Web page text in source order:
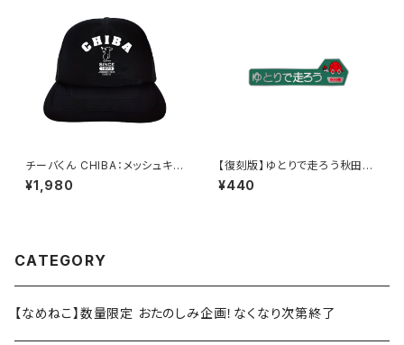
チーバくん CHIBA：メッシュキャ
ップ（ブラック）
¥1,980
【復刻版】ゆとりで走ろう秋田県
（緑）：ステッカー
¥440
CATEGORY
【なめねこ】数量限定 おたのしみ企画！なくなり次第終了